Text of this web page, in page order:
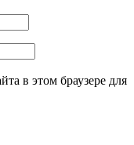
в этом браузере для